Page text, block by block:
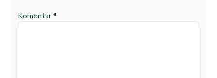
Komentar *